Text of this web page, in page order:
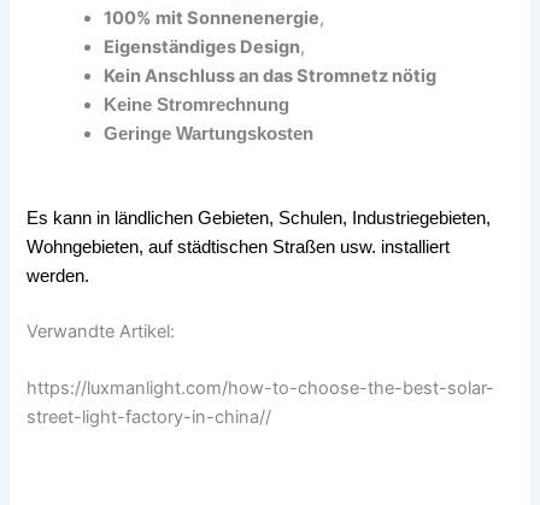
100% mit Sonnenenergie,
Eigenständiges Design,
Kein Anschluss an das Stromnetz nötig
Keine Stromrechnung
Geringe Wartungskosten
Es kann in ländlichen Gebieten, Schulen, Industriegebieten,
Wohngebieten, auf städtischen Straßen usw. installiert
werden.
Verwandte Artikel:
https://luxmanlight.com/how-to-choose-the-best-solar-
street-light-factory-in-china//